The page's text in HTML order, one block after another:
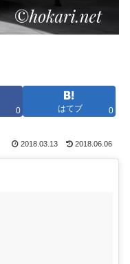
0 はてブ 0
2018.03.13 2018.06.06